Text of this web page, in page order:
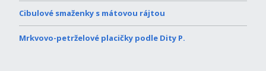
Cibulové smaženky s mátovou rájtou
Mrkvovo-petrželové placičky podle Dity P.